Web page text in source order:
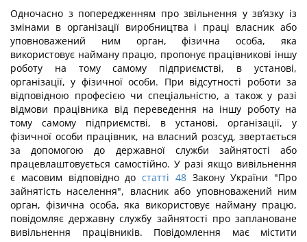
Одночасно з попередженням про звільнення у зв’язку із
змінами в організації виробництва і праці власник або
уповноважений ним орган, фізична особа, яка
використовує найману працю, пропонує працівникові іншу
роботу на тому самому підприємстві, в установі,
організації, у фізичної особи. При відсутності роботи за
відповідною професією чи спеціальністю, а також у разі
відмови працівника від переведення на іншу роботу на
тому самому підприємстві, в установі, організації, у
фізичної особи працівник, на власний розсуд, звертається
за допомогою до державної служби зайнятості або
працевлаштовується самостійно. У разі якщо вивільнення
є масовим відповідно до статті 48Закону України "Про
зайнятість населення", власник або уповноважений ним
орган, фізична особа, яка використовує найману працю,
повідомляє державну службу зайнятості про заплановане
вивільнення працівників. Повідомлення має містити